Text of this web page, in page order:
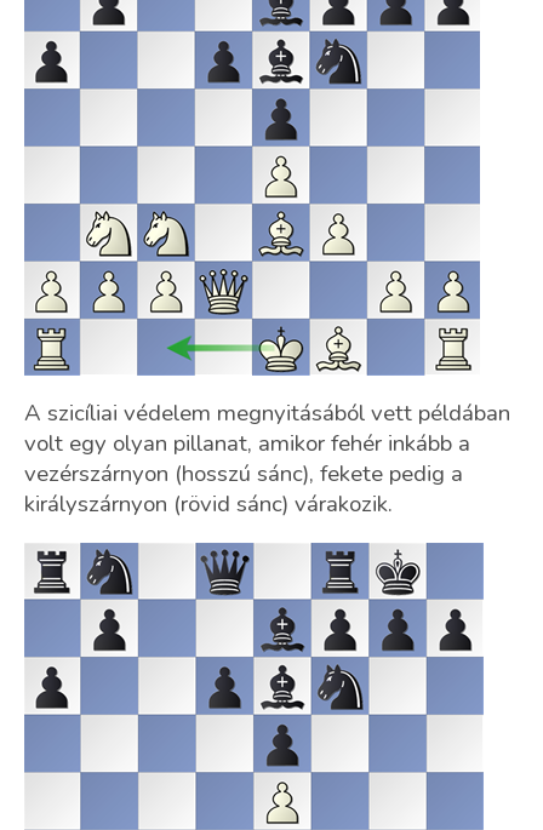
A szicíliai védelem megnyitásából vett példában
volt egy olyan pillanat, amikor fehér inkább a
vezérszárnyon (hosszú sánc), fekete pedig a
királyszárnyon (rövid sánc) várakozik.